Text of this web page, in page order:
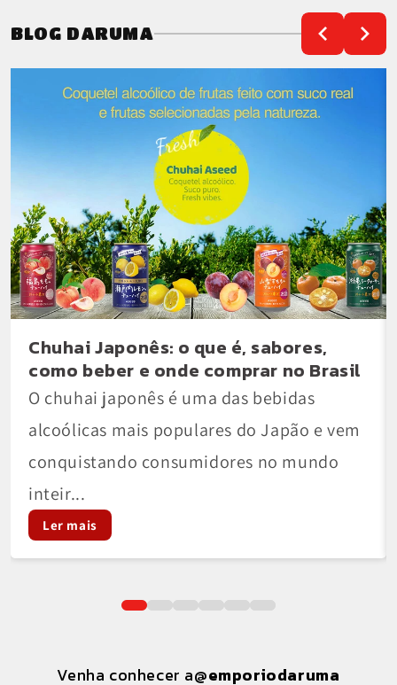
BLOG DARUMA
Chuhai Japonês: o que é, sabores,
como beber e onde comprar no Brasil
O chuhai japonês é uma das bebidas
alcoólicas mais populares do Japão e vem
conquistando consumidores no mundo
inteir...
Ler mais
Venha conhecer a@emporiodaruma